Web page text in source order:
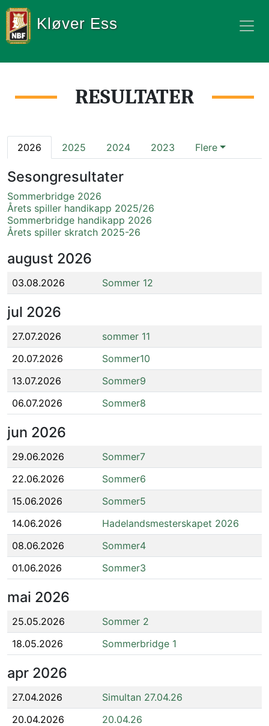
Kløver Ess
RESULTATER
2026 2025 2024 2023 Flere
Sesongresultater
Sommerbridge 2026
Årets spiller handikapp 2025/26
Sommerbridge handikapp 2026
Årets spiller skratch 2025-26
august 2026
03.08.2026 Sommer 12
jul 2026
27.07.2026
sommer 11
20.07.2026
Sommer10
13.07.2026
Sommer9
06.07.2026
Sommer8
jun 2026
29.06.2026
Sommer7
22.06.2026
Sommer6
15.06.2026
Sommer5
14.06.2026
Hadelandsmesterskapet 2026
08.06.2026
Sommer4
01.06.2026
Sommer3
mai 2026
25.05.2026
Sommer 2
18.05.2026
Sommerbridge 1
apr 2026
27.04.2026
Simultan 27.04.26
20.04.2026
20.04.26